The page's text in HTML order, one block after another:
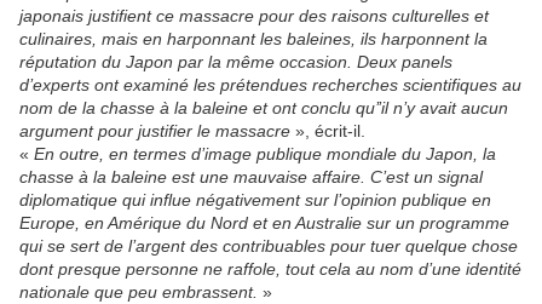
japonais justifient ce massacre pour des raisons culturelles et
culinaires, mais en harponnant les baleines, ils harponnent la
réputation du Japon par la même occasion. Deux panels
d’experts ont examiné les prétendues recherches scientifiques au
nom de la chasse à la baleine et ont conclu qu’’il n’y avait aucun
argument pour justifier le massacre », écrit-il.
« En outre, en termes d’image publique mondiale du Japon, la
chasse à la baleine est une mauvaise affaire. C’est un signal
diplomatique qui influe négativement sur l’opinion publique en
Europe, en Amérique du Nord et en Australie sur un programme
qui se sert de l’argent des contribuables pour tuer quelque chose
dont presque personne ne raffole, tout cela au nom d’une identité
nationale que peu embrassent. »